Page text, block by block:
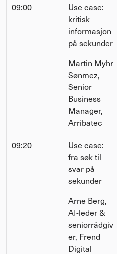
09:00
Use case:
kritisk
informasjon
på sekunder
Martin Myhr
Sønmez,
Senior
Business
Manager,
Arribatec
09:20
Use case:
fra søk til
svar på
sekunder
Arne Berg,
AI-leder &
seniorrådgiv
er, Frend
Digital